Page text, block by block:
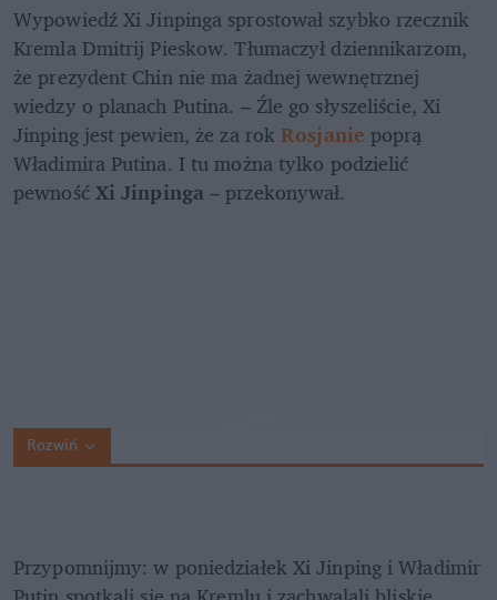
Wypowiedź Xi Jinpinga sprostował szybko rzecznik
Kremla Dmitrij Pieskow. Tłumaczył dziennikarzom,
że prezydent Chin nie ma żadnej wewnętrznej
wiedzy o planach Putina. – Źle go słyszeliście, Xi
Jinping jest pewien, że za rok Rosjanie poprą
Władimira Putina. I tu można tylko podzielić
pewność Xi Jinpinga – przekonywał.
Rozwiń
Przypomnijmy: w poniedziałek Xi Jinping i Władimir